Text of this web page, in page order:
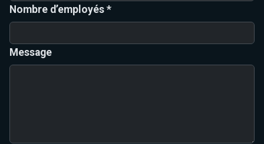
Nombre d’employés *
Message